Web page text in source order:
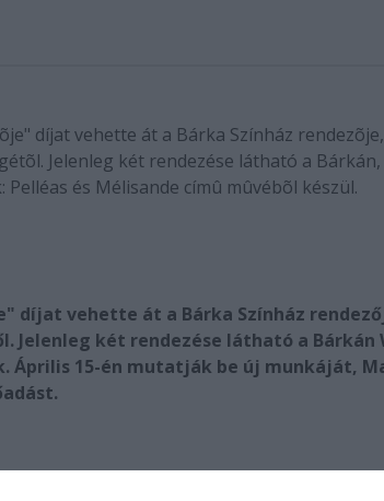
díjat vehette át a Bárka Színház
Jelenleg két rendezése látható a
és Mélisande címû mûvébõl készül.
díjat vehette át a Bárka Színház
Jelenleg két rendezése látható a Bárkán
Április 15-én mutatják be új munkáját,